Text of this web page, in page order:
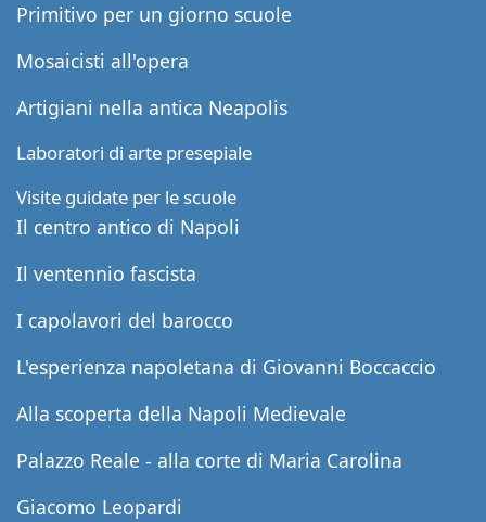
Primitivo per un giorno scuole
Mosaicisti all'opera
Artigiani nella antica Neapolis
Laboratori di arte presepiale
Visite guidate per le scuole
Il centro antico di Napoli
Il ventennio fascista
I capolavori del barocco
L'esperienza napoletana di Giovanni Boccaccio
Alla scoperta della Napoli Medievale
Palazzo Reale - alla corte di Maria Carolina
Giacomo Leopardi